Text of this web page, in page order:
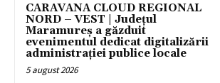
CARAVANA CLOUD REGIONAL
NORD – VEST | Județul
Maramureș a găzduit
evenimentul dedicat digitalizării
administrației publice locale
5 august 2026